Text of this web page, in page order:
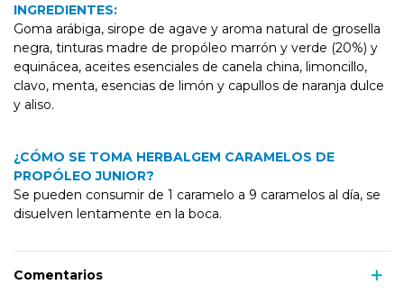
INGREDIENTES:
Goma arábiga, sirope de agave y aroma natural de grosella
negra, tinturas madre de propóleo marrón y verde (20%) y
equinácea, aceites esenciales de canela china, limoncillo,
clavo, menta, esencias de limón y capullos de naranja dulce
y aliso.
¿CÓMO SE TOMA HERBALGEM CARAMELOS DE
PROPÓLEO JUNIOR?
Se pueden consumir de 1 caramelo a 9 caramelos al día, se
disuelven lentamente en la boca.
Comentarios